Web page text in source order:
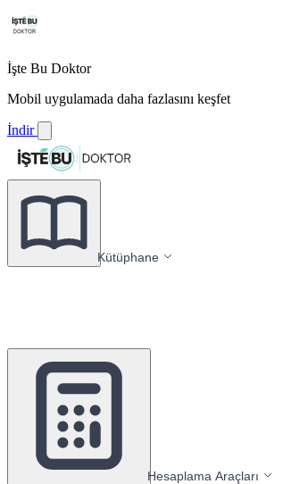
İşte Bu Doktor
Mobil uygulamada daha fazlasını keşfet
İndir
Kütüphane
Hesaplama Araçları